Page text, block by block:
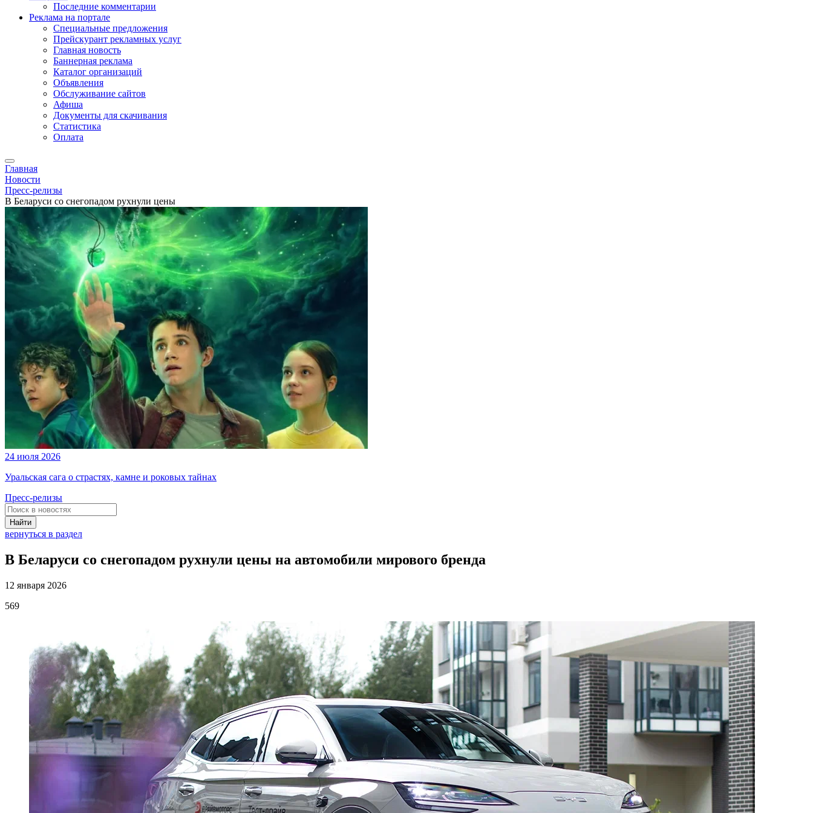
Последние комментарии
Реклама на портале
Специальные предложения
Прейскурант рекламных услуг
Главная новость
Баннерная реклама
Каталог организаций
Объявления
Обслуживание сайтов
Афиша
Документы для скачивания
Статистика
Оплата
Главная
Новости
Пресс-релизы
В Беларуси со снегопадом рухнули цены
24 июля 2026
Уральская сага о страстях, камне и роковых тайнах
Пресс-релизы
Найти
вернуться в раздел
В Беларуси со снегопадом рухнули цены на автомобили мирового бренда
12 января 2026
569